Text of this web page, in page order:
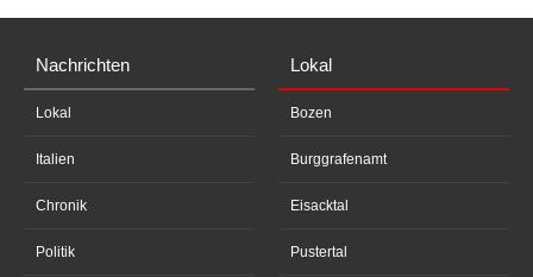
Nachrichten
Lokal
Italien
Chronik
Politik
Lokal
Bozen
Burggrafenamt
Eisacktal
Pustertal